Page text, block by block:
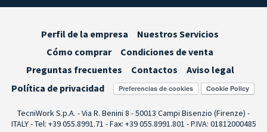
Perfil de la empresa
Nuestros Servicios
Cómo comprar
Condiciones de venta
Preguntas frecuentes
Contactos
Aviso legal
Política de privacidad
Preferencias de cookies
TecniWork S.p.A. - Via R. Benini 8 - 50013 Campi Bisenzio (Firenze) -
ITALY - Tel: +39 055.8991.71 - Fax: +39 055.8991.801 - P.IVA: 01812000485